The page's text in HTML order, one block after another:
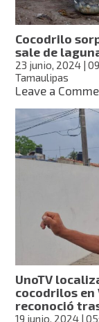
Cocodrilo
sale de
23 junio, 2024 |
Tamaulipas
Leave a
UnoTV
cocodrilos
reconoció
19 junio, 2024 |